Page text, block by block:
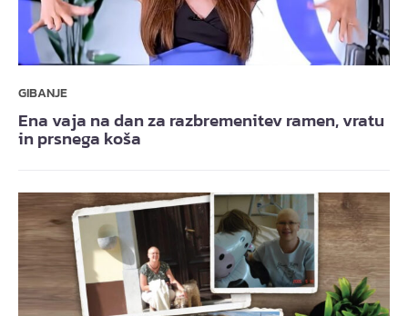
GIBANJE
Ena vaja na dan za razbremenitev ramen, vratu
in prsnega koša